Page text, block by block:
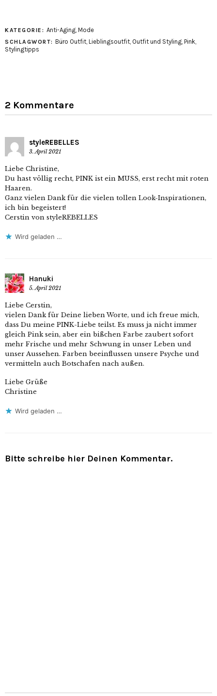
KATEGORIE: Anti-Aging, Mode
SCHLAGWORT: Büro Outfit Lieblingsoutfit Outfit und Styling Pink
Stylingtipps
2 Kommentare
styleREBELLES
3. April 2021
Liebe Christine,
Du hast völlig recht, PINK ist ein MUSS, erst recht mit roten
Haaren.
Ganz vielen Dank für die vielen tollen Look-Inspirationen,
ich bin begeistert!
Cerstin von styleREBELLES
Wird geladen …
Hanuki
5. April 2021
Liebe Cerstin,
vielen Dank für Deine lieben Worte, und ich freue mich,
dass Du meine PINK-Liebe teilst. Es muss ja nicht immer
gleich Pink sein, aber ein bißchen Farbe zaubert sofort
mehr Frische und mehr Schwung in unser Leben und
unser Aussehen. Farben beeinflussen unsere Psyche und
vermitteln auch Botschafen nach außen.
Liebe Grüße
Christine
Wird geladen …
Bitte schreibe hier Deinen Kommentar.